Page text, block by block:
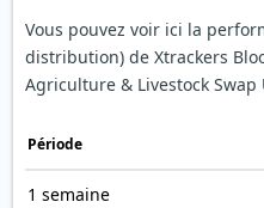
Vous pouvez voir ici la
distribution) de Xtrackers
Agriculture & Livestock Swap
Période
1 semaine